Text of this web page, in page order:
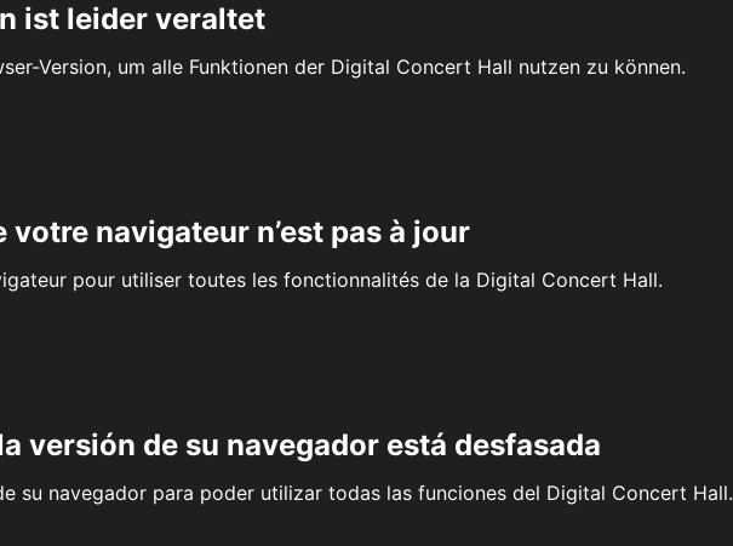
ist leider veraltet
Version, um alle Funktionen der Digital Concert Hall nutzen zu können.
votre navigateur n’est pas à jour
pour utiliser toutes les fonctionnalités de la Digital Concert Hall.
versión de su navegador está desfasada
su navegador para poder utilizar todas las funciones del Digital Concert Hall.